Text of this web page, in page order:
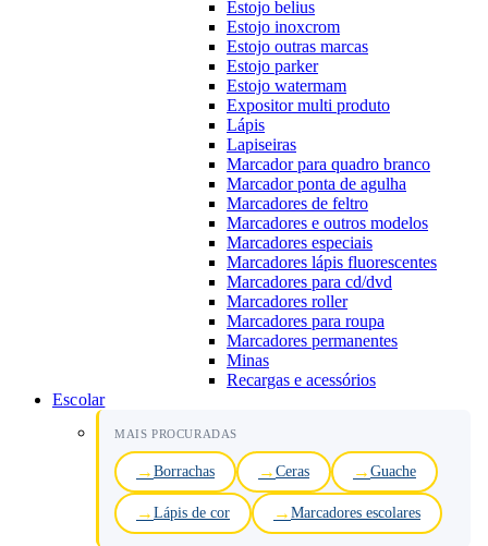
Estojo belius
Estojo inoxcrom
Estojo outras marcas
Estojo parker
Estojo watermam
Expositor multi produto
Lápis
Lapiseiras
Marcador para quadro branco
Marcador ponta de agulha
Marcadores de feltro
Marcadores e outros modelos
Marcadores especiais
Marcadores lápis fluorescentes
Marcadores para cd/dvd
Marcadores roller
Marcadores para roupa
Marcadores permanentes
Minas
Recargas e acessórios
Escolar
MAIS PROCURADAS
Borrachas Ceras Guache
Lápis de cor Marcadores escolares